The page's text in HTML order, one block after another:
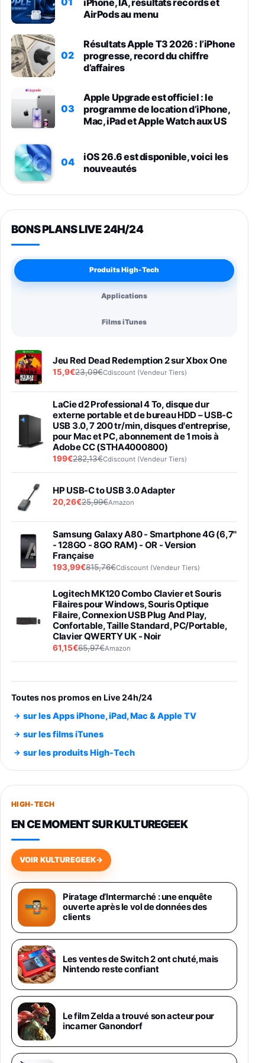
AirPods au menu
02
Résultats Apple T3 2026 : l’iPhone
progresse, record du chiffre
d’affaires
03
Apple Upgrade est officiel : le
programme de location d’iPhone,
Mac, iPad et Apple Watch aux US
04
iOS 26.6 est disponible, voici les
nouveautés
BONS PLANS LIVE 24H/24
Produits High-Tech
Applications
Films iTunes
Jeu Red Dead Redemption 2 sur Xbox One
15,9€23,09€Cdiscount (Vendeur Tiers)
LaCie d2 Professional 4 To, disque dur
externe portable et de bureau HDD – USB-C
USB 3.0, 7 200 tr/min, disques d'entreprise,
pour Mac et PC, abonnement de 1 mois à
Adobe CC (STHA4000800)
199€282,13€Cdiscount (Vendeur Tiers)
HP USB-C to USB 3.0 Adapter
20,26€25,99€Amazon
Samsung Galaxy A80 - Smartphone 4G (6,7''
- 128GO - 8GO RAM) - OR - Version
Française
193,99€815,76€Cdiscount (Vendeur Tiers)
Logitech MK120 Combo Clavier et Souris
Filaires pour Windows, Souris Optique
Filaire, Connexion USB Plug And Play,
Confortable, Taille Standard, PC/Portable,
Clavier QWERTY UK - Noir
61,15€65,97€Amazon
entraénement direct 3 vitesses (33-45-78
trs/min) avec pre-ampli intégré et port USB
Smartphone SAMSUNG Galaxy S26 Ultra
891,99€1199€Fnac (Vendeur Tiers)
Smartphone SAMSUNG Galaxy S26+ Violet
749,99€
648,63€834,71€
Samsung Galaxy Miracle Ultra, Smartphone
Android 5G avec Galaxy AI, 512 Go,
Chargeur Secteur Rapide 25W Inclus,
Smartphone déverrouillé, Noir, Version FR
1019€
Galaxy S26 Ultra 512 Go Bleu
1019€1399€ Fnac (Vendeur Tiers)
Galaxy S26 Ultra 256 Go Violet
892€1199€Fnac (Vendeur Tiers)
Philips SHK2000BL - Casque Enfant - Bleu &
Répartiteur Audio 5 Casques, Blanc
Toutes nos promos en Live 24h/24
sur les Apps iPhone, iPad, Mac & Apple TV
sur les films iTunes
sur les produits High-Tech
HIGH-TECH
EN CE MOMENT SUR KULTUREGEEK
VOIR KULTUREGEEK→
Piratage d’Intermarché : une enquête
ouverte après le vol de données des
clients
Les ventes de Switch 2 ont chuté, mais
Nintendo reste confiant
Le film Zelda a trouvé son acteur pour
incarner Ganondorf